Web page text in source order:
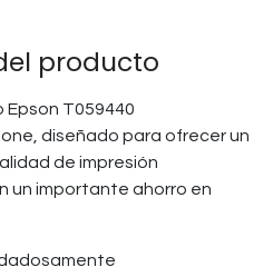
producto
T059440
diseñado para ofrecer un
de impresión
un importante ahorro en